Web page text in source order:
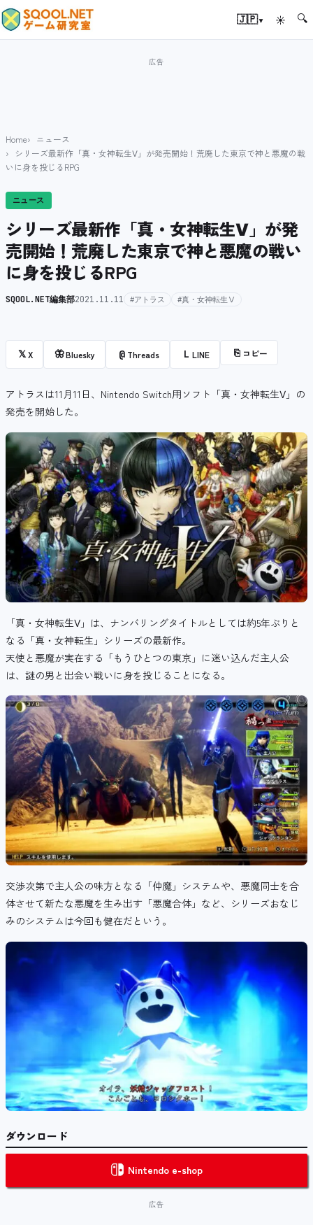
🇯🇵▾ ☀ 🔍
Home
ニュース
シリーズ最新作「真・女神転生Ⅴ」が発売開始！荒廃した東京で神と悪魔の戦
いに身を投じるRPG
ニュース
シリーズ最新作「真・女神転生Ⅴ」が発
売開始！荒廃した東京で神と悪魔の戦い
に身を投じるRPG
SQOOL.NET編集部2021.11.11 #アトラス #真・女神転生Ⅴ
𝕏X 🦋Bluesky @ Threads L LINE ⎘ コピー
アトラスは11月11日、Nintendo Switch用ソフト「真・女神転生Ⅴ」の
発売を開始した。
「真・女神転生Ⅴ」は、ナンバリングタイトルとしては約5年ぶりと
なる「真・女神転生」シリーズの最新作。
天使と悪魔が実在する「もうひとつの東京」に迷い込んだ主人公
は、謎の男と出会い戦いに身を投じることになる。
交渉次第で主人公の味方となる「仲魔」システムや、悪魔同士を合
体させて新たな悪魔を生み出す「悪魔合体」など、シリーズおなじ
みのシステムは今回も健在だという。
ダウンロード
Nintendo e-shop